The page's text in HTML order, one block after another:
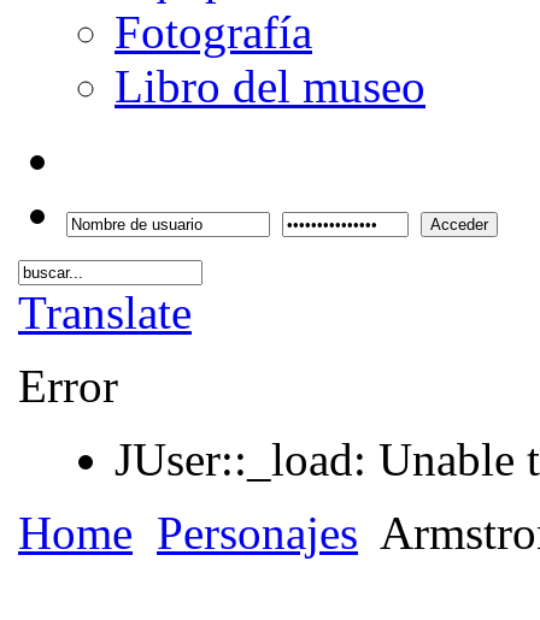
Fotografía
Libro del museo
Acceder
Translate
Error
JUser::_load: Unable
Home Personajes